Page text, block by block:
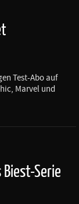
Test-Abo auf
Marvel und
Serie